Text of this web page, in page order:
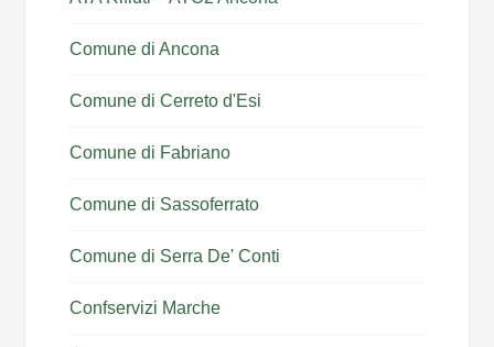
Comune di Ancona
Comune di Cerreto d'Esi
Comune di Fabriano
Comune di Sassoferrato
Comune di Serra De' Conti
Confservizi Marche